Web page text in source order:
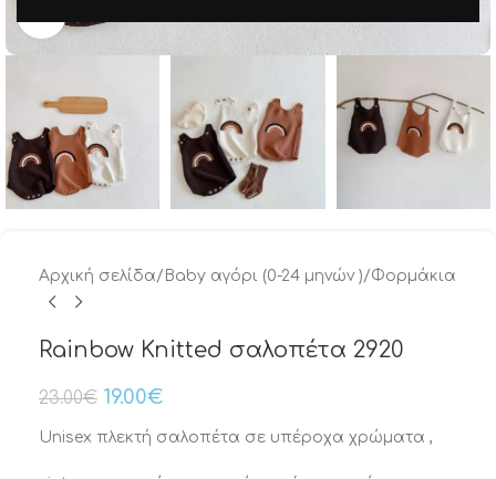
Αρχική σελίδα/ Baby αγόρι (0-24 μηνών )/Φορμάκια
Rainbow Knitted σαλοπέτα 2920
23.00€ 19.00€
Unisex πλεκτή σαλοπέτα σε υπέροχα χρώματα ,